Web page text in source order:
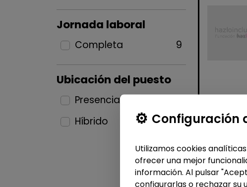
Jornada laboral
Completa 9
Ubicación del puesto
Presencial
Híbrido
5
Configuración
Utilizamos cookies
ofrecer una mejor
información. Al pulsar
configurarlas o rechazar su